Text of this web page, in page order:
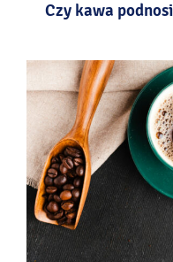
Czy kawa